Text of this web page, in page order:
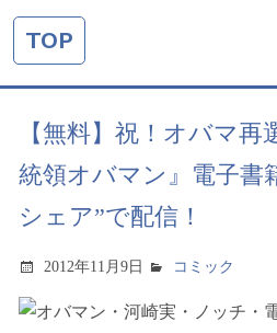
TOP
【無料】祝！オバマ再
統領オバマン』電子書
シェア”で配信！
2012年11月9日 コミック